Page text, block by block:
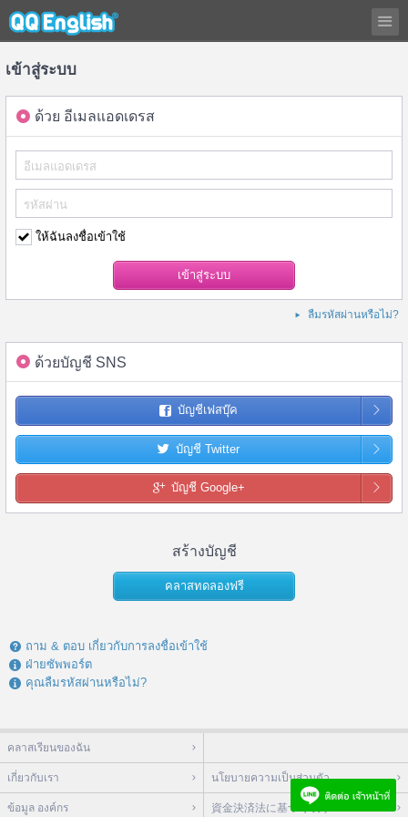
เข้าสู่ระบบ
ด้วย อีเมลแอดเดรส
ให้ฉันลงชื่อเข้าใช้
ลืมรหัสผ่านหรือไม่?
ด้วยบัญชี SNS
บัญชีเฟสบุ๊ค
บัญชี Twitter
บัญชี Google+
สร้างบัญชี
คลาสทดลองฟรี
ถาม & ตอบ เกี่ยวกับการลงชื่อเข้าใช้
ฝ่ายซัพพอร์ต
คุณลืมรหัสผ่านหรือไม่?
คลาสเรียนของฉัน
เกี่ยวกับเรา นโยบายความเป็นส่วนตัว
ข้อมูล องค์กร 資金決済法に基づく表示